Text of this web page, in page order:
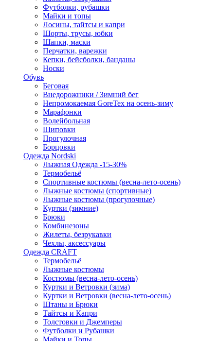
Футболки, рубашки
Майки и топы
Лосины, тайтсы и капри
Шорты, трусы, юбки
Шапки, маски
Перчатки, варежки
Кепки, бейсболки, банданы
Носки
Обувь
Беговая
Внедорожники / Зимний бег
Непромокаемая GoreTex на осень-зиму
Марафонки
Волейбольная
Шиповки
Прогулочная
Борцовки
Одежда Nordski
Лыжная Одежда -15-30%
Термобельё
Спортивные костюмы (весна-лето-осень)
Лыжные костюмы (спортивные)
Лыжные костюмы (прогулочные)
Куртки (зимние)
Брюки
Комбинезоны
Жилеты, безрукавки
Чехлы, аксессуары
Одежда CRAFT
Термобельё
Лыжные костюмы
Костюмы (весна-лето-осень)
Куртки и Ветровки (зима)
Куртки и Ветровки (весна-лето-осень)
Штаны и Брюки
Тайтсы и Капри
Толстовки и Джемперы
Футболки и Рубашки
Майки и Топы